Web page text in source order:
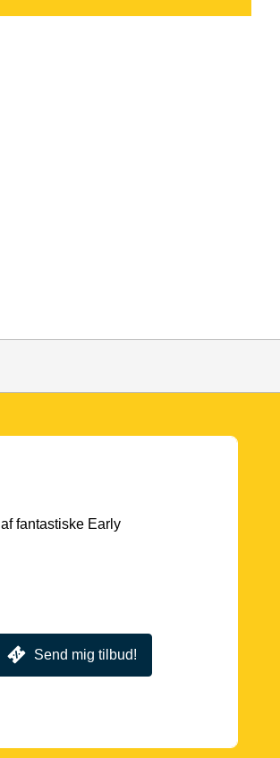
fantastiske Early
Send mig tilbud!